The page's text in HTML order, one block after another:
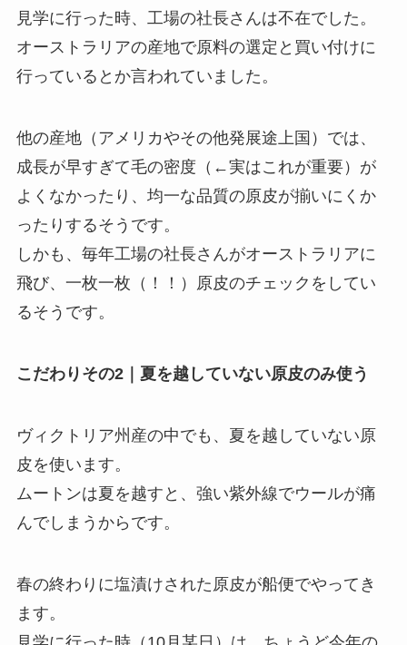
見学に行った時、工場の社長さんは不在でした。
オーストラリアの産地で原料の選定と買い付けに
行っているとか言われていました。
他の産地（アメリカやその他発展途上国）では、
成長が早すぎて毛の密度（←実はこれが重要）が
よくなかったり、均一な品質の原皮が揃いにくか
ったりするそうです。
しかも、毎年工場の社長さんがオーストラリアに
飛び、一枚一枚（！！）原皮のチェックをしてい
るそうです。
こだわりその2｜夏を越していない原皮のみ使う
ヴィクトリア州産の中でも、夏を越していない原
皮を使います。
ムートンは夏を越すと、強い紫外線でウールが痛
んでしまうからです。
春の終わりに塩漬けされた原皮が船便でやってき
ます。